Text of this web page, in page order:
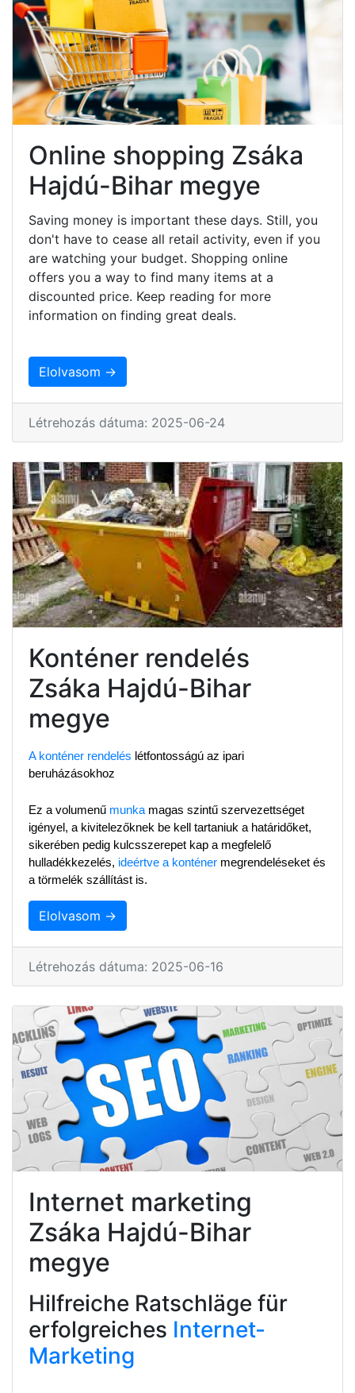
Online shopping Zsáka
Hajdú-Bihar megye
Saving money is important these days. Still, you
don't have to cease all retail activity, even if you
are watching your budget. Shopping online
offers you a way to find many items at a
discounted price. Keep reading for more
information on finding great deals.
Elolvasom →
Létrehozás dátuma: 2025-06-24
Konténer rendelés
Zsáka Hajdú-Bihar
megye
A konténer rendelés létfontosságú az ipari
beruházásokhoz
Ez a volumenű munka magas szintű szervezettséget
igényel, a kivitelezőknek be kell tartaniuk a határidőket,
sikerében pedig kulcsszerepet kap a megfelelő
hulladékkezelés, ideértve a konténer megrendeléseket és
a törmelék szállítást is.
Elolvasom →
Létrehozás dátuma: 2025-06-16
Internet marketing
Zsáka Hajdú-Bihar
megye
Hilfreiche Ratschläge für
erfolgreiches Internet-
Marketing